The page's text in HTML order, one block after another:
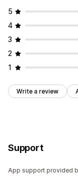
5
4
3
2
1
Write a review
Support
App support provided